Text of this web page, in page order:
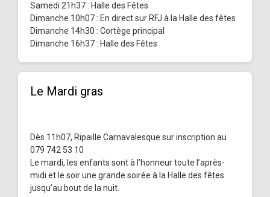
Samedi 21h37 : Halle des Fêtes
Dimanche 10h07 : En direct sur RFJ à la Halle des fêtes
Dimanche 14h30 : Cortège principal
Dimanche 16h37 : Halle des Fêtes
Le Mardi gras
Dès 11h07, Ripaille Carnavalesque sur inscription au
079 742 53 10
Le mardi, les enfants sont à l’honneur toute l’après-
midi et le soir une grande soirée à la Halle des fêtes
jusqu’au bout de la nuit.